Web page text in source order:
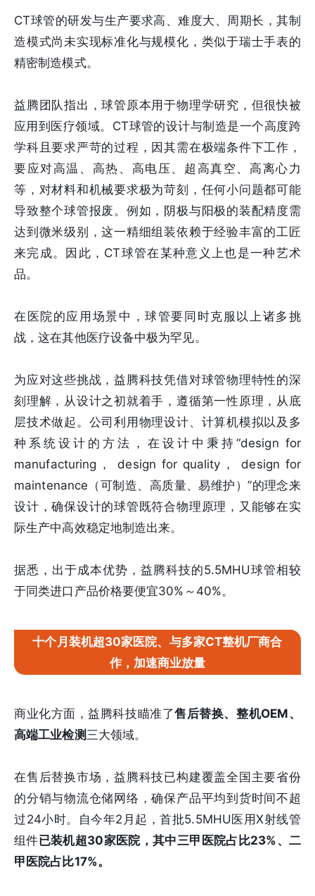
CT球管的研发与生产要求高、难度大、周期长，其制
造模式尚未实现标准化与规模化，类似于瑞士手表的
精密制造模式。
益腾团队指出，球管原本用于物理学研究，但很快被
应用到医疗领域。CT球管的设计与制造是一个高度跨
学科且要求严苛的过程，因其需在极端条件下工作，
要应对高温、高热、高电压、超高真空、高离心力
等，对材料和机械要求极为苛刻，任何小问题都可能
导致整个球管报废。例如，阴极与阳极的装配精度需
达到微米级别，这一精细组装依赖于经验丰富的工匠
来完成。因此，CT球管在某种意义上也是一种艺术
品。
在医院的应用场景中，球管要同时克服以上诸多挑
战，这在其他医疗设备中极为罕见。
为应对这些挑战，益腾科技凭借对球管物理特性的深
刻理解，从设计之初就着手，遵循第一性原理，从底
层技术做起。公司利用物理设计、计算机模拟以及多
种系统设计的方法，在设计中秉持“design for
manufacturing， design for quality， design for
maintenance（可制造、高质量、易维护）”的理念来
设计，确保设计的球管既符合物理原理，又能够在实
际生产中高效稳定地制造出来。
据悉，出于成本优势，益腾科技的5.5MHU球管相较
于同类进口产品价格要便宜30%～40%。
十个月装机超30家医院、与多家CT整机厂商合
作，加速商业放量
商业化方面，益腾科技瞄准了售后替换、整机OEM、
高端工业检测三大领域。
在售后替换市场，益腾科技已构建覆盖全国主要省份
的分销与物流仓储网络，确保产品平均到货时间不超
过24小时。自今年2月起，首批5.5MHU医用X射线管
组件已装机超30家医院，其中三甲医院占比23%、二
甲医院占比17%。